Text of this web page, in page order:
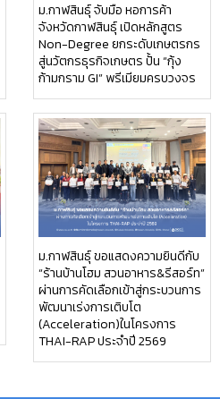
ม.กาฬสินธุ์ จับมือ หอการค้า
จังหวัดกาฬสินธุ์ เปิดหลักสูตร
Non-Degree ยกระดับเกษตรกร
สู่นวัตกรธุรกิจเกษตร ปั้น “กุ้ง
ก้ามกราม GI” พรีเมียมครบวงจร
ม.กาฬสินธุ์ ขอแสดงความยินดีกับ
“ร้านบ้านโฮม สวนอาหาร&รีสอร์ท”
ผ่านการคัดเลือกเข้าสู่กระบวนการ
พัฒนาเร่งการเติบโต
(Acceleration)ในโครงการ
THAI-RAP ประจำปี 2569